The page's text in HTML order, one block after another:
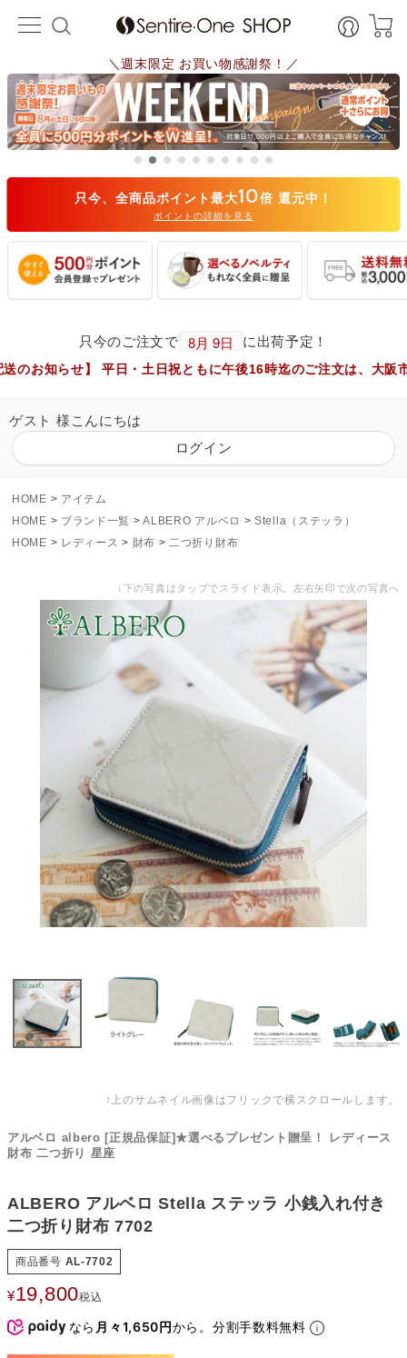
＼週末限定 お買い物感謝祭！／
只今、全商品ポイント最大10倍 還元中！
ポイントの詳細を見る
只今のご注文で に出荷予定！
平日・土日祝ともに午後16時迄のご注文は、大阪市からヤマト
ゲスト 様こんにちは
ログイン
HOME
アイテム
HOME
ブランド一覧 ALBERO アルベロ
Stella（ステッラ）
HOME
レディース 財布 二つ折り財布
↓下の写真はタップでスライド表示。左右矢印で次の写真へ
↑上のサムネイル画像はフリックで横スクロールします。
アルベロ albero [正規品保証]★選べるプレゼント贈呈！ レディース
財布 二つ折り 星座
ALBERO アルベロ Stella ステッラ 小銭入れ付き
二つ折り財布 7702
商品番号 AL-7702
¥19,800税込
なら 月々1,650円から。分割手数料無料